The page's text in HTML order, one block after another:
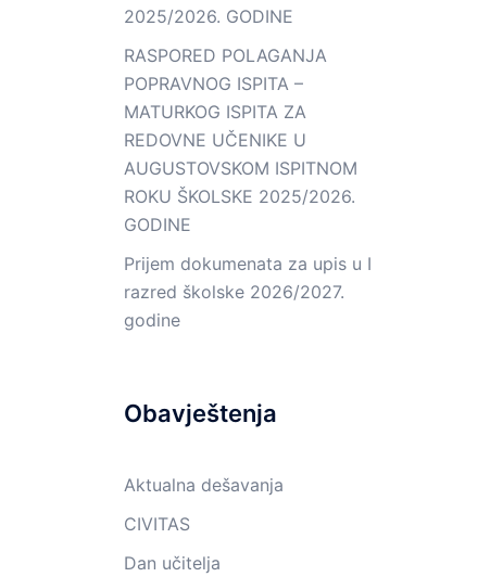
2025/2026. GODINE
RASPORED POLAGANJA
POPRAVNOG ISPITA –
MATURKOG ISPITA ZA
REDOVNE UČENIKE U
AUGUSTOVSKOM ISPITNOM
ROKU ŠKOLSKE 2025/2026.
GODINE
Prijem dokumenata za upis u I
razred školske 2026/2027.
godine
Obavještenja
Aktualna dešavanja
CIVITAS
Dan učitelja